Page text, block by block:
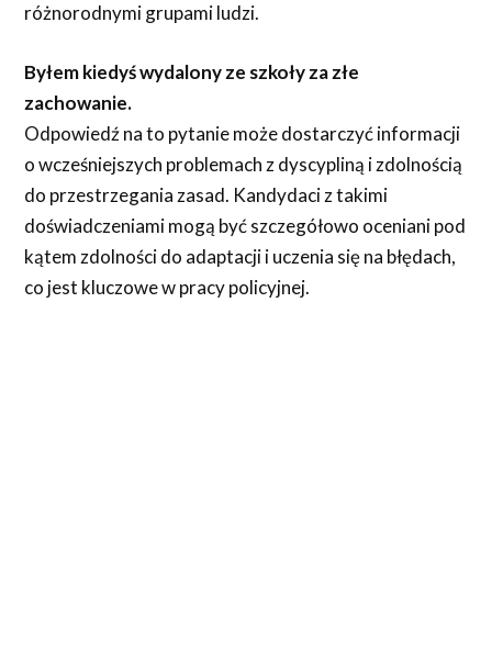
różnorodnymi grupami ludzi.
Byłem kiedyś wydalony ze szkoły za złe
zachowanie.
Odpowiedź na to pytanie może dostarczyć informacji
o wcześniejszych problemach z dyscypliną i zdolnością
do przestrzegania zasad. Kandydaci z takimi
doświadczeniami mogą być szczegółowo oceniani pod
kątem zdolności do adaptacji i uczenia się na błędach,
co jest kluczowe w pracy policyjnej.